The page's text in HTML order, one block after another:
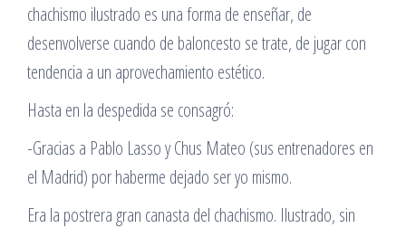
chachismo ilustrado es una forma de enseñar, de
desenvolverse cuando de baloncesto se trate, de jugar con
tendencia a un aprovechamiento estético.
Hasta en la despedida se consagró:
-Gracias a Pablo Lasso y Chus Mateo (sus entrenadores en
el Madrid) por haberme dejado ser yo mismo.
Era la postrera gran canasta del chachismo. Ilustrado, sin